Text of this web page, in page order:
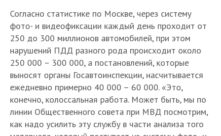
Согласно статистике по Москве, через систему
фото- и видеофиксации каждый день проходит от
250 до 300 миллионов автомобилей, при этом
нарушений ПДД разного рода происходит около
250 000 – 300 000, а постановлений, которые
выносят органы Госавтоинспекции, насчитывается
ежедневно примерно 40 000 – 60 000. «Это,
конечно, колоссальная работа. Может быть, мы по
линии Общественного совета при МВД посмотрим,
как надо усилить эту службу в части анализа того